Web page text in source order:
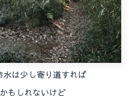
水は少し寄り道すれば
もしれないけど